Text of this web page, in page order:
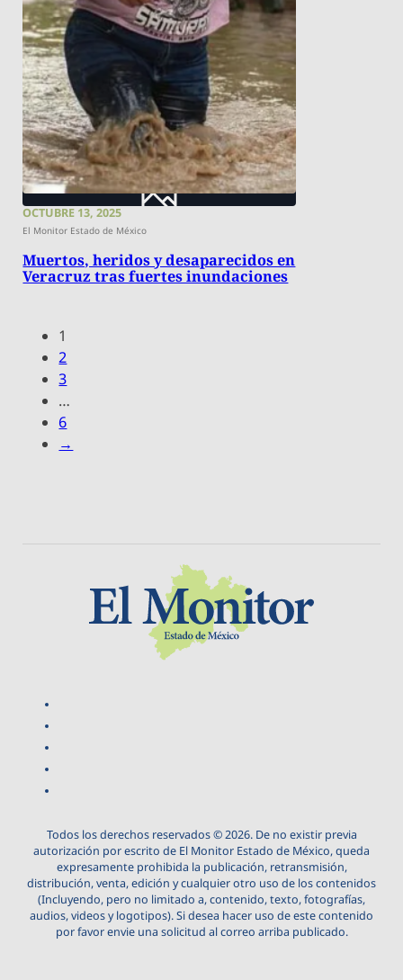
OCTUBRE 13, 2025
El Monitor Estado de México
Muertos, heridos y desaparecidos en
Veracruz tras fuertes inundaciones
1
2
3
…
6
→
Todos los derechos reservados © 2026. De no existir previa
autorización por escrito de El Monitor Estado de México, queda
expresamente prohibida la publicación, retransmisión,
distribución, venta, edición y cualquier otro uso de los contenidos
(Incluyendo, pero no limitado a, contenido, texto, fotografías,
audios, videos y logotipos). Si desea hacer uso de este contenido
por favor envie una solicitud al correo arriba publicado.